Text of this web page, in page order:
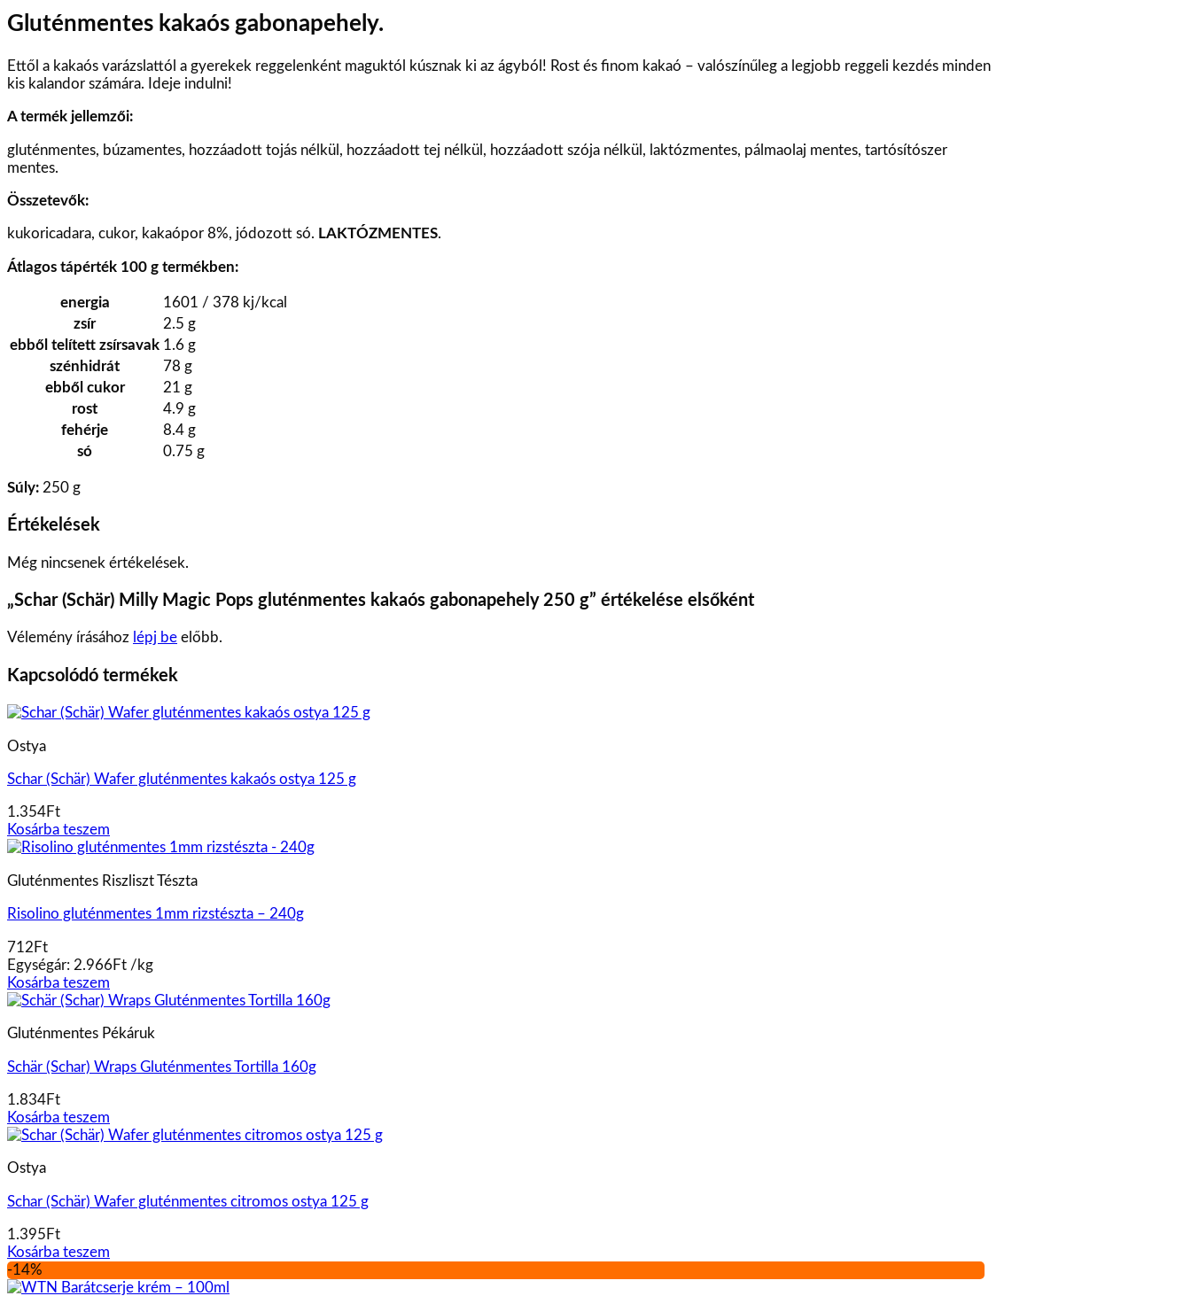
Gluténmentes kakaós gabonapehely.
Ettől a kakaós varázslattól a gyerekek reggelenként maguktól kúsznak ki az ágyból! Rost és finom kakaó – valószínűleg a legjobb reggeli kezdés minden
kis kalandor számára. Ideje indulni!
A termék jellemzői:
gluténmentes, búzamentes, hozzáadott tojás nélkül, hozzáadott tej nélkül, hozzáadott szója nélkül, laktózmentes, pálmaolaj mentes, tartósítószer
mentes.
Összetevők:
kukoricadara, cukor, kakaópor 8%, jódozott só. LAKTÓZMENTES.
Átlagos tápérték 100 g termékben:
energia 1601 / 378 kj/kcal
zsír
2.5 g
ebből telített zsírsavak 1.6 g
szénhidrát
78 g
ebből cukor
21 g
rost
4.9 g
fehérje
8.4 g
só
0.75 g
Súly: 250 g
Értékelések
Még nincsenek értékelések.
„Schar (Schär) Milly Magic Pops gluténmentes kakaós gabonapehely 250 g” értékelése elsőként
Vélemény írásához lépj be előbb.
Kapcsolódó termékek
Ostya
Schar (Schär) Wafer gluténmentes kakaós ostya 125 g
1.354Ft
Kosárba teszem
Gluténmentes Riszliszt Tészta
Risolino gluténmentes 1mm rizstészta – 240g
712 Ft
Egységár: 2.966 Ft /kg
Kosárba teszem
Gluténmentes Pékáruk
Schär (Schar) Wraps Gluténmentes Tortilla 160g
1.834Ft
Kosárba teszem
Ostya
Schar (Schär) Wafer gluténmentes citromos ostya 125 g
1.395 Ft
Kosárba teszem
-14%